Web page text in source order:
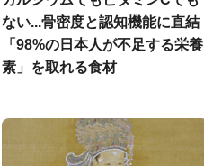
ない...骨密度と認知機能に直結
「98%の日本人が不足する栄養
素」を取れる食材